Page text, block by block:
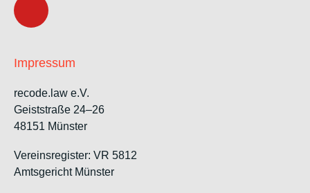
Impressum
recode.law e.V.
Geiststraße 24–26
48151 Münster
Vereinsregister: VR 5812
Amtsgericht Münster